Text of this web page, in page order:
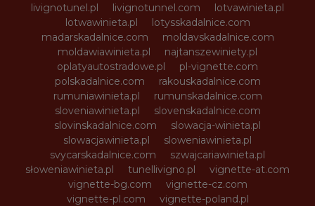
livignotunel.pl
livignotunnel.com
lotvawinieta.pl
lotwawinieta.pl
lotysskadalnice.com
madarskadalnice.com
moldavskadalnice.com
moldawiawinieta.pl
najtanszewiniety.pl
oplatyautostradowe.pl
pl-vignette.com
polskadalnice.com
rakouskadalnice.com
rumuniawinieta.pl
rumunskadalnice.com
sloveniawinieta.pl
slovenskadalnice.com
slovinskadalnice.com
slowacja-winieta.pl
slowacjawinieta.pl
sloweniawinieta.pl
svycarskadalnice.com
szwajcariawinieta.pl
słoweniawinieta.pl
tunellivigno.pl
vignette-at.com
vignette-bg.com
vignette-cz.com
vignette-pl.com
vignette-poland.pl